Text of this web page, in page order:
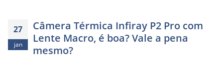
27
jan
Câmera Térmica Infiray P2 Pro com
Lente Macro, é boa? Vale a pena
mesmo?